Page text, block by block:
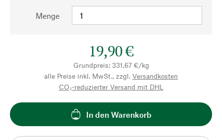
Menge
19,90 €
Grundpreis: 331,67 €/kg
alle Preise inkl. MwSt., zzgl. Versandkosten
CO₂-reduzierter Versand mit DHL
In den Warenkorb